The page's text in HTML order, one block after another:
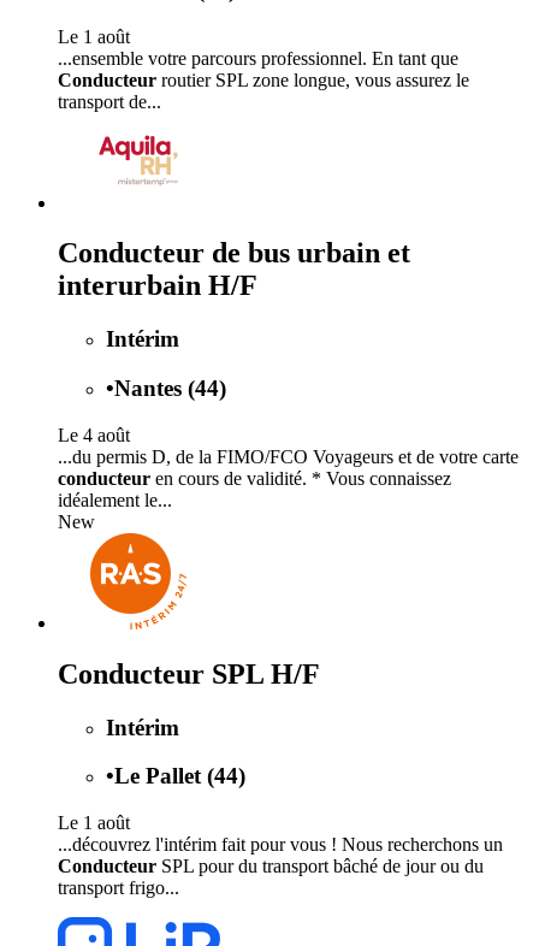
Le 1 août
...ensemble votre parcours professionnel. En tant que
Conducteur routier SPL zone longue, vous assurez le
transport de...
Conducteur de bus urbain et
interurbain H/F
Intérim
•Nantes (44)
Le 4 août
...du permis D, de la FIMO/FCO Voyageurs et de votre carte
conducteur en cours de validité. * Vous connaissez
idéalement le...
New
Conducteur SPL H/F
Intérim
•Le Pallet (44)
Le 1 août
...découvrez l'intérim fait pour vous ! Nous recherchons un
Conducteur SPL pour du transport bâché de jour ou du
transport frigo...